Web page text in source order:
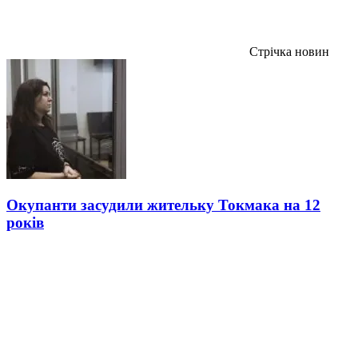
Стрічка новин
Окупанти засудили жительку Токмака на 12
років